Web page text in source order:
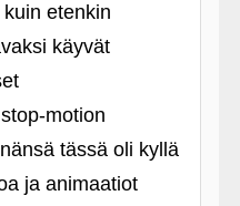
etenkin
käyvät
motion
tässä oli kyllä
ja animaatiot